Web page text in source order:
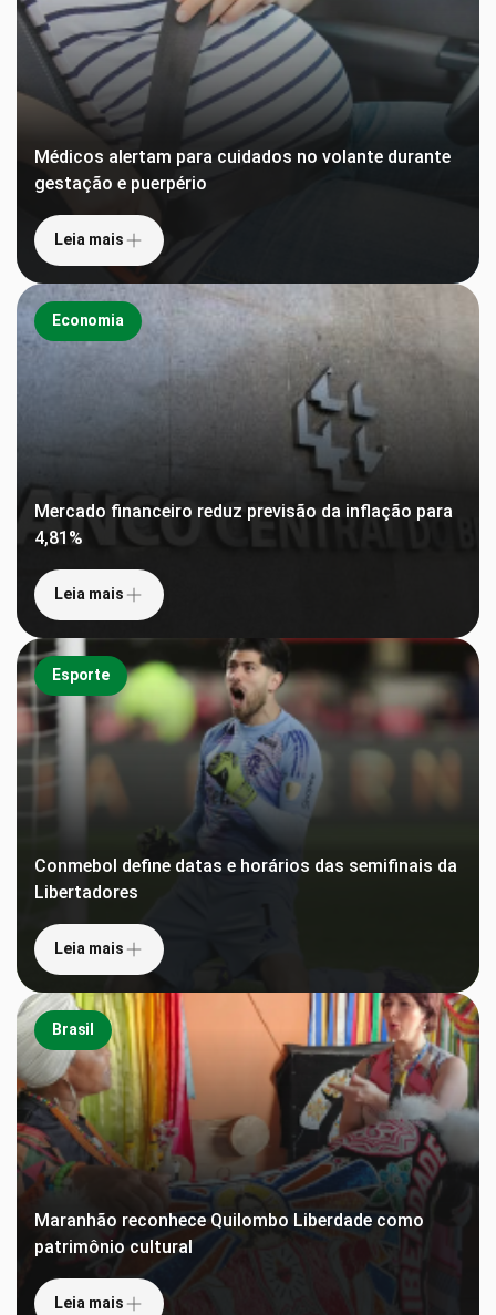
Médicos alertam para cuidados no volante durante
gestação e puerpério
Leia mais
Economia
Mercado financeiro reduz previsão da inflação para
4,81%
Leia mais
Esporte
Conmebol define datas e horários das semifinais da
Libertadores
Leia mais
Brasil
Maranhão reconhece Quilombo Liberdade como
patrimônio cultural
Leia mais